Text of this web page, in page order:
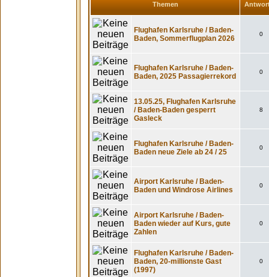
Themen
Flughafen Karlsruhe / Baden-
Baden, Sommerflugplan 2026
0
Flughafen Karlsruhe / Baden-
Baden, 2025 Passagierrekord
0
13.05.25, Flughafen Karlsruhe
/ Baden-Baden gesperrt
Gasleck
8
Flughafen Karlsruhe / Baden-
Baden neue Ziele ab 24 / 25
0
Airport Karlsruhe / Baden-
Baden und Windrose Airlines
0
Airport Karlsruhe / Baden-
Baden wieder auf Kurs, gute
Zahlen
0
Flughafen Karlsruhe / Baden-
Baden, 20-millionste Gast
(1997)
0